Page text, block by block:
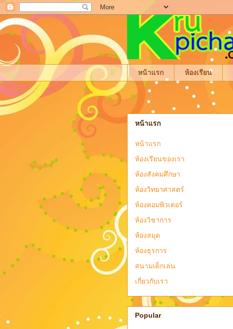
หน้าแรก ห้องเรียน
หน้าแรก
หน้าแรก
ห้องเรียนของเรา
ห้องสังคมศึกษา
ห้องวิทยาศาสตร์
ห้องคอมพิวเตอร์
ห้องวิชาการ
ห้องสมุด
ห้องธุรการ
สนามเด็กเล่น
เกี่ยวกับเรา
Popular